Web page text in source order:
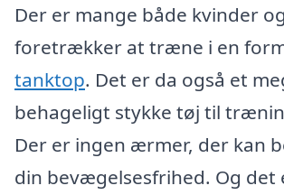
Der er mange både kvinder
foretrækker at træne i en
tanktop. Det er da også et
behageligt stykke tøj til
Der er ingen ærmer, der kan
din bevægelsesfrihed. Og det